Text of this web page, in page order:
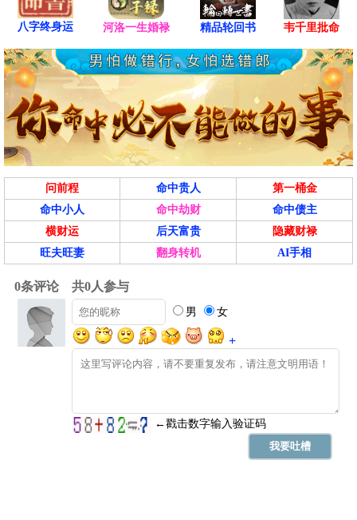
八字终身运 河洛一生婚禄 精品轮回书 韦千里批命
问前程 命中贵人
第一桶金
命中小人
命中劫财
命中债主
横财运
后天富贵
隐藏财禄
旺夫旺妻
翻身转机 AI手相